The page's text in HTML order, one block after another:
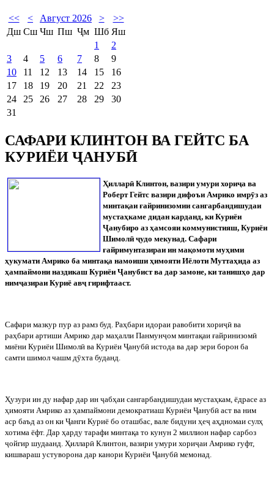
<< < Август 2026 >
>>
Дш Сш Чш Пш Ҷм Шб Яш
1
2
3
4 5 6 7 8
9
10
11 12 13 14 15
16
17
18 19 20 21 22
23
24
25 26 27 28 29
30
31
САФАРИ КЛИНТОН ВА ГЕЙТС БА
КУРИЁИ ҶАНУБӢ
Ҳилларӣ Клинтон, вазири умури хориҷа ва
Роберт Гейтс вазири дифоъи Амрико имрӯз аз
минтақаи ғайринизомии сангарбандишудаи
мустаҳкаме дидан карданд, ки Куриёи
Ҷанубиро аз ҳамсояи коммунистияш, Куриёи
Шимолӣ ҷудо мекунад. Сафари
ғайримунтазираи ин мақомоти муҳими
ҳукумати Амрико ба минтақа намоиши ҳимояти Иёлоти Муттаҳида аз
ҳампаймони наздикаш Куриёи Ҷанубист ва дар замоне, ки танишҳо дар
нимҷазираи Куриё авҷ гирифтааст.
Сафари мазкур пур аз рамз буд. Раҳбари идораи равобити хориҷӣ ва
раҳбари артиши Амрико дар маҳалли Панмунҷом минтақаи ғайринизомӣ
миёни Куриёи Шимолӣ ва Куриёи Ҷанубӣ истода ва дар зери борон ба
самти шимол чашм дӯхта буданд.
Ҳузури ин ду нафар дар ин ҷабҳаи сангарбандишудаи мустаҳкам, ёдрасе аз
ҳимояти Амрико аз ҳампаймони демократиаш Куриёи Ҷанубӣ аст ва ним
аср баъд аз он ки Ҷанги Куриё бо оташбас, вале бидуни ҳеҷ аҳдномаи сулҳ
хотима ёфт. Дар ҳарду тарафи минтақа то кунун 2 миллион нафар сарбоз
ҷойгир шудаанд. Ҳилларӣ Клинтон, вазири умури хориҷаи Амрико гуфт,
кишвараш устуворона дар канори Куриёи Ҷанубӣ мемонад.